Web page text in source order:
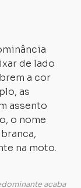
de lado
a cor
as
assento
o nome
na moto.
acaba